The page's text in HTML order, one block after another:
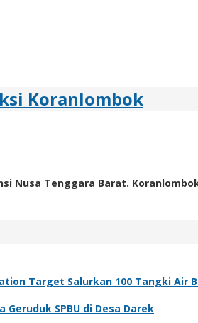
Koranlombok
Nusa Tenggara Barat.
Target Salurkan 100 Tangki Air
SPBU di Desa Darek